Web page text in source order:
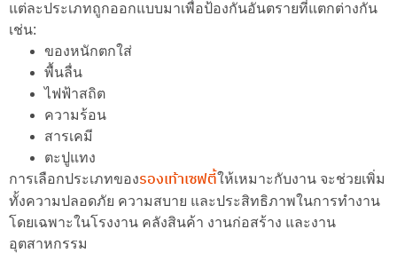
แต่ละประเภทถูกออกแบบมาเพื่อป้องกันอันตรายที่แตกต่างกัน
เช่น:
ของหนักตกใส่
พื้นลื่น
ไฟฟ้าสถิต
ความร้อน
สารเคมี
ตะปูแทง
การเลือกประเภทของรองเท้าเซฟตี้ให้เหมาะกับงาน จะช่วยเพิ่ม
ทั้งความปลอดภัย ความสบาย และประสิทธิภาพในการทำงาน
โดยเฉพาะในโรงงาน คลังสินค้า งานก่อสร้าง และงาน
อุตสาหกรรม